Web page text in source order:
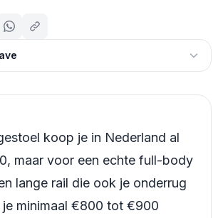
massagestoel echt,
verdient hij zichzelf
koop je in Nederland al
maar voor een echte full-body
lange rail die ook je onderrug
je minimaal €800 tot €900